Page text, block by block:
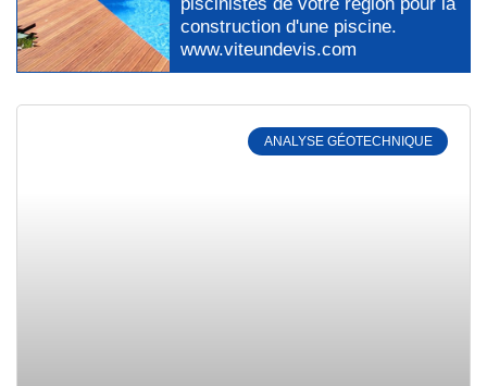
construction d'une piscine.
www.viteundevis.com
ANALYSE GÉOTECHNIQUE